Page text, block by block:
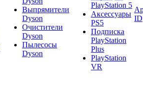
Выпрямители
Dyson
Очистители
Dyson
Пылесосы
Dyson
PlayStation 5
Аксессуары
PS5
Подписка
PlayStation
Plus
PlayStation
VR
ID